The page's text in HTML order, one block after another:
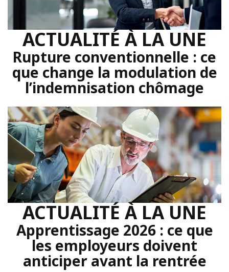
ACTUALITÉ À LA UNE
Rupture conventionnelle : ce
que change la modulation de
l’indemnisation chômage
ACTUALITÉ À LA UNE
Apprentissage 2026 : ce que
les employeurs doivent
anticiper avant la rentrée